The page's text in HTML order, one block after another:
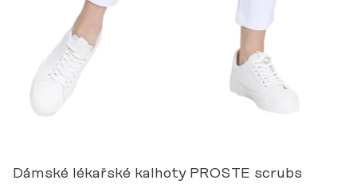
Dámské lékařské kalhoty PROSTE scrubs